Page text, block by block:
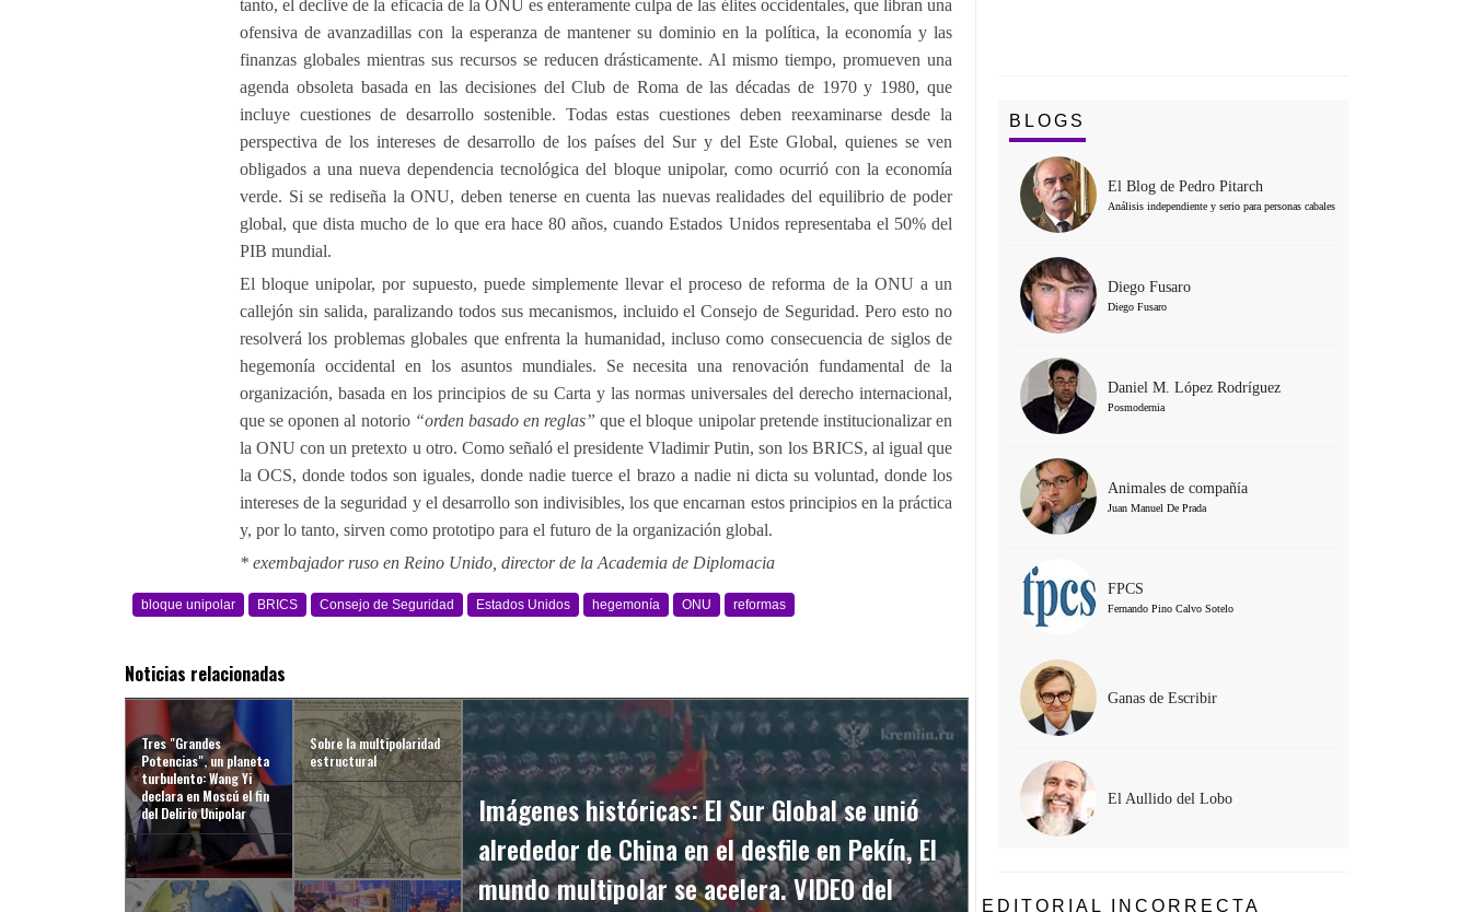
tanto, el declive de la eficacia de la ONU es enteramente culpa de las élites occidentales, que libran una
ofensiva de avanzadillas con la esperanza de mantener su dominio en la política, la economía y las
finanzas globales mientras sus recursos se reducen drásticamente. Al mismo tiempo, promueven una
agenda obsoleta basada en las decisiones del Club de Roma de las décadas de 1970 y 1980, que
incluye cuestiones de desarrollo sostenible. Todas estas cuestiones deben reexaminarse desde la
perspectiva de los intereses de desarrollo de los países del Sur y del Este Global, quienes se ven
obligados a una nueva dependencia tecnológica del bloque unipolar, como ocurrió con la economía
verde. Si se rediseña la ONU, deben tenerse en cuenta las nuevas realidades del equilibrio de poder
global, que dista mucho de lo que era hace 80 años, cuando Estados Unidos representaba el 50% del
PIB mundial.
El bloque unipolar, por supuesto, puede simplemente llevar el proceso de reforma de la ONU a un
callejón sin salida, paralizando todos sus mecanismos, incluido el Consejo de Seguridad. Pero esto no
resolverá los problemas globales que enfrenta la humanidad, incluso como consecuencia de siglos de
hegemonía occidental en los asuntos mundiales. Se necesita una renovación fundamental de la
organización, basada en los principios de su Carta y las normas universales del derecho internacional,
que se oponen al notorio “orden basado en reglas” que el bloque unipolar pretende institucionalizar en
la ONU con un pretexto u otro. Como señaló el presidente Vladimir Putin, son los BRICS, al igual que
la OCS, donde todos son iguales, donde nadie tuerce el brazo a nadie ni dicta su voluntad, donde los
intereses de la seguridad y el desarrollo son indivisibles, los que encarnan estos principios en la práctica
y, por lo tanto, sirven como prototipo para el futuro de la organización global.
* exembajador ruso en Reino Unido, director de la Academia de Diplomacia
bloque unipolar BRICS Consejo de Seguridad Estados Unidos hegemonía ONU reformas
Noticias relacionadas
Tres "Grandes
Potencias", un planeta
turbulento: Wang Yi
declara en Moscú el fin
del Delirio Unipolar
Sobre la multipolaridad
estructural
Imágenes históricas: El Sur Global se unió
alrededor de China en el desfile en Pekín, El
mundo multipolar se acelera. VIDEO del
BLOGS
El Blog de Pedro Pitarch
Análisis independiente y serio para personas cabales
Diego Fusaro
Diego Fusaro
Daniel M. López Rodríguez
Posmodernia
Animales de compañía
Juan Manuel De Prada
FPCS
Fernando Pino Calvo Sotelo
Ganas de Escribir
El Aullido del Lobo
EDITORIAL INCORRECTA